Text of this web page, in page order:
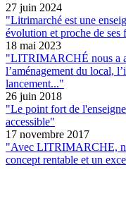
27 juin 2024
"Litrimarché est une
évolution et proche de ses
18 mai 2023
"LITRIMARCHÉ nous a
l’aménagement du local,
lancement..."
26 juin 2018
"Le point fort de
accessible"
17 novembre 2017
"Avec LITRIMARCHE,
concept rentable et un